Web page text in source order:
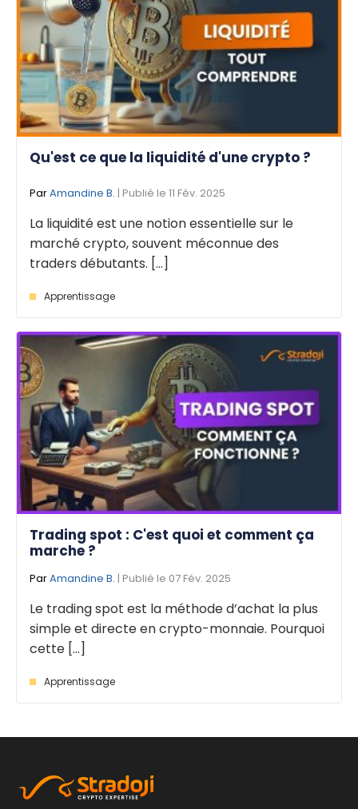
Qu'est ce que la liquidité d'une crypto ?
ParAmandine B. | Publié le 11 Fév. 2025
La liquidité est une notion essentielle sur le
marché crypto, souvent méconnue des
traders débutants. [...]
Apprentissage
Trading spot : C'est quoi et comment ça
marche ?
ParAmandine B. | Publié le 07 Fév. 2025
Le trading spot est la méthode d’achat la plus
simple et directe en crypto-monnaie. Pourquoi
cette [...]
Apprentissage